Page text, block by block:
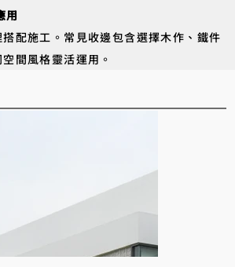
用
配施工。常見收邊包含選擇木作、鐵件
間風格靈活運用。